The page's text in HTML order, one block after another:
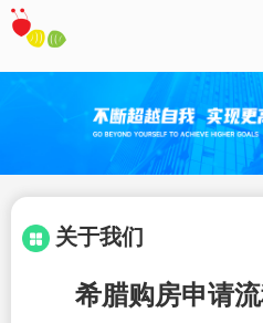
关于我们
希腊购房申请